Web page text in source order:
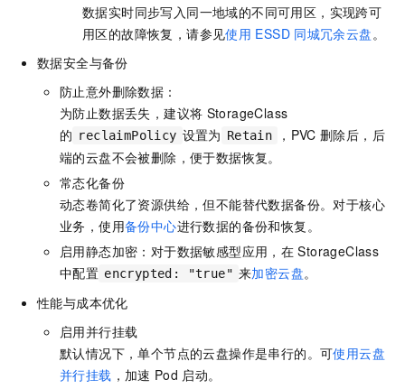
数据实时同步写入同一地域的不同可用区，实现跨可
用区的故障恢复，请参见使用 ESSD 同城冗余云盘 。
数据安全与备份
防止意外删除数据：
为防止数据丢失，建议将 StorageClass
的 reclaimPolicy 设置为 Retain ，PVC 删除后，后
端的云盘不会被删除，便于数据恢复。
常态化备份
动态卷简化了资源供给，但不能替代数据备份。对于核心
业务，使用备份中心进行数据的备份和恢复。
启用静态加密：对于数据敏感型应用，在 StorageClass
中配置 encrypted: "true" 来加密云盘。
性能与成本优化
启用并行挂载
默认情况下，单个节点的云盘操作是串行的。可使用云盘
并行挂载 ，加速 Pod 启动。